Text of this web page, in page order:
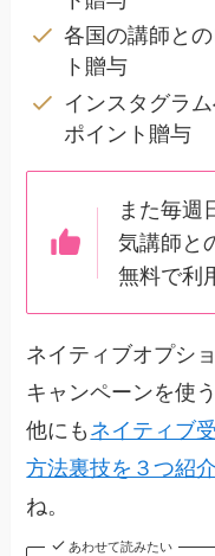
各国の講師と
ト贈与
インスタグラ
ポイント贈与
また毎週
気講師と
無料で利
ネイティブオプシ
キャンペーンを使
他にも ネイティブ
方法裏技を３つ紹介
ね。
あわせて読みたい